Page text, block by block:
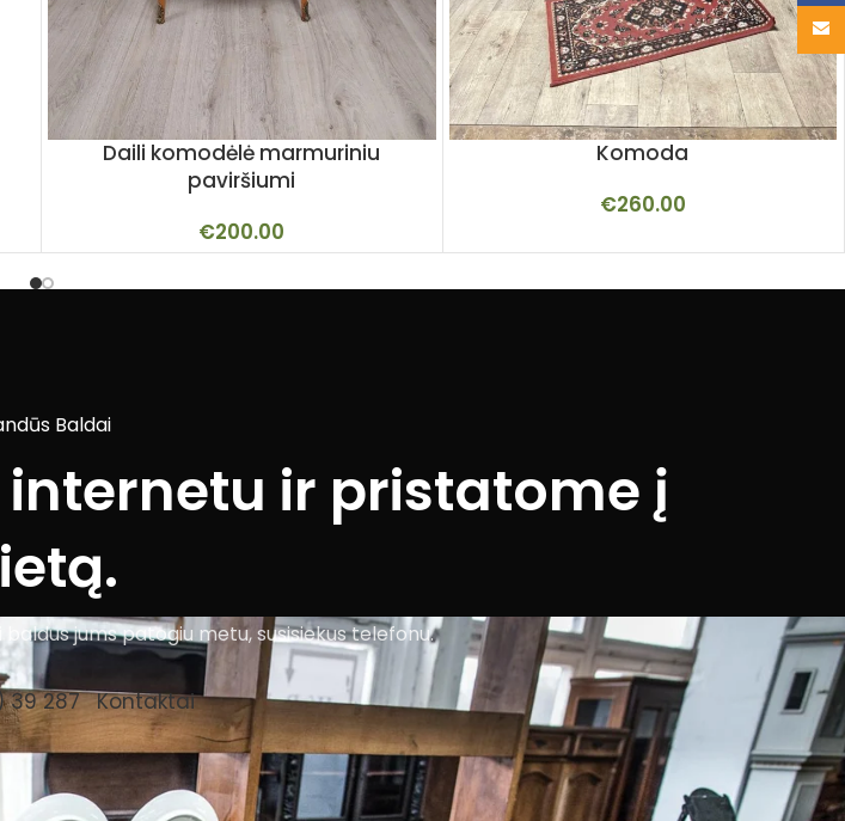
Daili komodėlė marmuriniu
paviršiumi
€200.00
Komoda
€260.00
Baldai
ir pristatome į
jums patogiu metu, susisiekus telefonu.
39 287 Kontaktai
Email